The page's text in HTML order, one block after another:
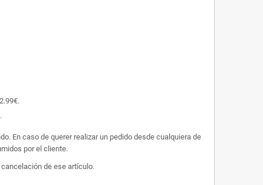
En caso de querer realizar un pedido desde cualquiera de
por el cliente.
de ese artículo.